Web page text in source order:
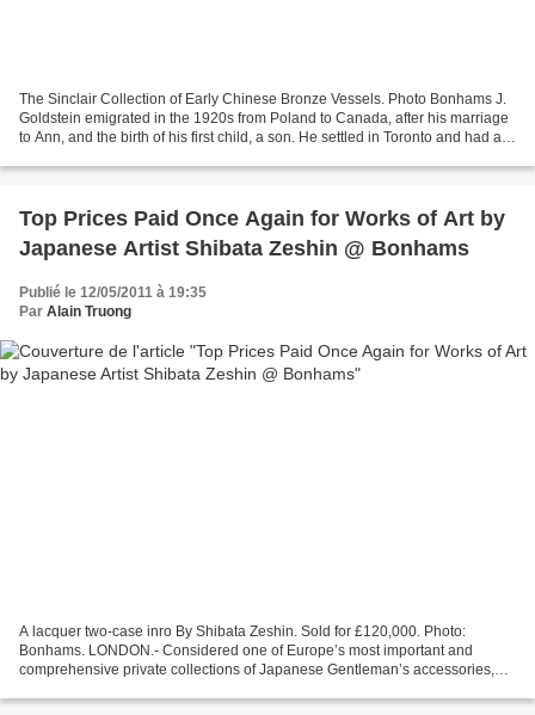
The Sinclair Collection of Early Chinese Bronze Vessels. Photo Bonhams J.
Goldstein emigrated in the 1920s from Poland to Canada, after his marriage
to Ann, and the birth of his first child, a son. He settled in Toronto and had a
Top Prices Paid Once Again for Works of Art by
Japanese Artist Shibata Zeshin @ Bonhams
Publié le 12/05/2011 à 19:35
Par Alain Truong
A lacquer two-case inro By Shibata Zeshin. Sold for £120,000. Photo:
Bonhams. LONDON.- Considered one of Europe’s most important and
comprehensive private collections of Japanese Gentleman’s accessories,